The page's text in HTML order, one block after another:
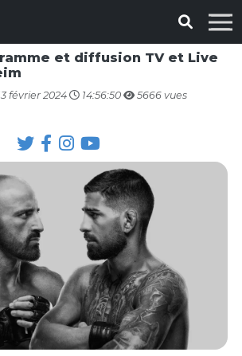
et diffusion TV et Live
février 2024 14:56:50
5666 vues